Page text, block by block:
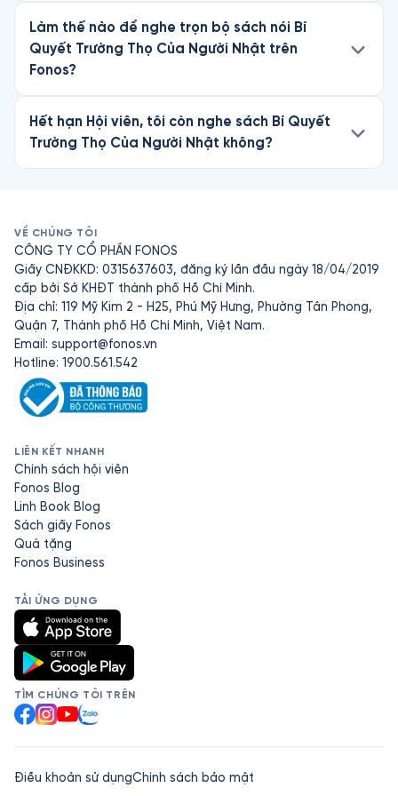
Làm thế nào để nghe trọn bộ sách nói Bí
Quyết Trường Thọ Của Người Nhật trên
Fonos?
Hết hạn Hội viên, tôi còn nghe sách Bí Quyết
Trường Thọ Của Người Nhật không?
VỀ CHÚNG TÔI
CÔNG TY CỔ PHẦN FONOS
Giấy CNĐKKD: 0315637603, đăng ký lần đầu ngày 18/04/2019
cấp bởi Sở KHĐT thành phố Hồ Chí Minh.
Địa chỉ: 119 Mỹ Kim 2 - H25, Phú Mỹ Hưng, Phường Tân Phong,
Quận 7, Thành phố Hồ Chí Minh, Việt Nam.
Email: support@fonos.vn
Hotline: 1900.561.542
LIÊN KẾT NHANH
Chính sách hội viên
Fonos Blog
Linh Book Blog
Sách giấy Fonos
Quà tặng
Fonos Business
TẢI ỨNG DỤNG
TÌM CHÚNG TÔI TRÊN
Facebook
Instagram
YouTube
Zalo
Điều khoản sử dụngChính sách bảo mật